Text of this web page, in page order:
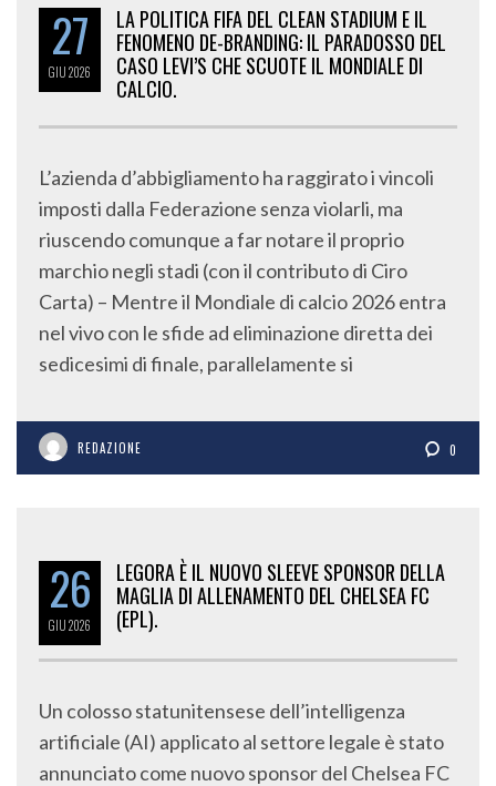
27
GIU2026
LA POLITICA FIFA DEL CLEAN STADIUM E IL
FENOMENO DE-BRANDING: IL PARADOSSO DEL
CASO LEVI’S CHE SCUOTE IL MONDIALE DI
CALCIO.
L’azienda d’abbigliamento ha raggirato i vincoli
imposti dalla Federazione senza violarli, ma
riuscendo comunque a far notare il proprio
marchio negli stadi (con il contributo di Ciro
Carta) – Mentre il Mondiale di calcio 2026 entra
nel vivo con le sfide ad eliminazione diretta dei
sedicesimi di finale, parallelamente si
REDAZIONE 0
26
GIU2026
LEGORA È IL NUOVO SLEEVE SPONSOR DELLA
MAGLIA DI ALLENAMENTO DEL CHELSEA FC
(EPL).
Un colosso statunitensese dell’intelligenza
artificiale (AI) applicato al settore legale è stato
annunciato come nuovo sponsor del Chelsea FC